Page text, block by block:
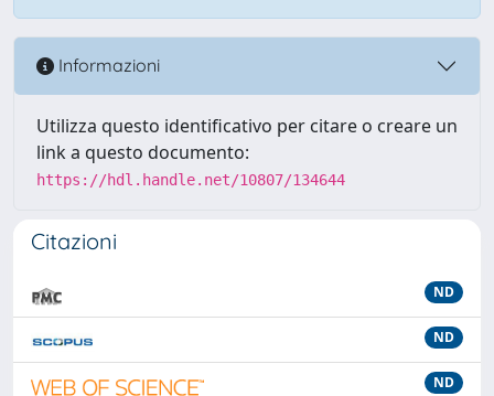
Informazioni
Utilizza questo identificativo per citare o creare un
link a questo documento:
https://hdl.handle.net/10807/134644
Citazioni
ND
ND
ND